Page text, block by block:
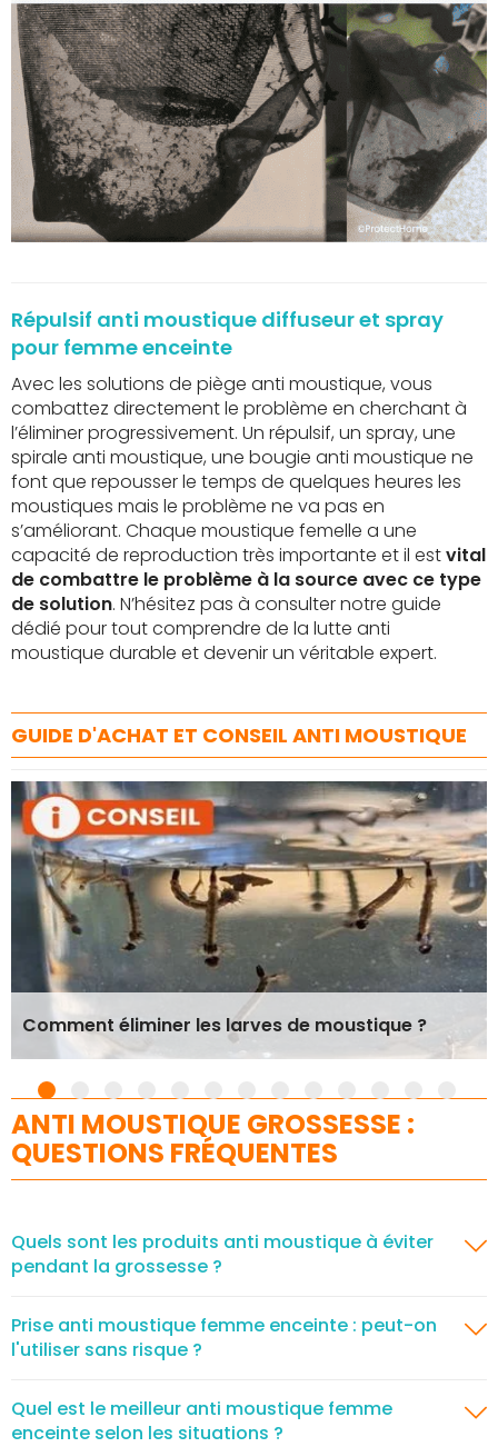
Répulsif anti moustique diffuseur et spray
pour femme enceinte
Avec les solutions de piège anti moustique, vous
combattez directement le problème en cherchant à
l’éliminer progressivement. Un répulsif, un spray, une
spirale anti moustique, une bougie anti moustique ne
font que repousser le temps de quelques heures les
moustiques mais le problème ne va pas en
s’améliorant. Chaque moustique femelle a une
capacité de reproduction très importante et il estvital
de combattre le problème à la source avec ce type
de solution. N’hésitez pas à consulter notre guide
dédié pour tout comprendre de la lutte anti
moustique durable et devenir un véritable expert.
GUIDE D'ACHAT ET CONSEIL ANTI MOUSTIQUE
Comment éliminer les larves de moustique ?
ANTI MOUSTIQUE GROSSESSE :
QUESTIONS FRÉQUENTES
Quels sont les produits anti moustique à éviter
pendant la grossesse ?
Prise anti moustique femme enceinte : peut-on
l'utiliser sans risque ?
Quel est le meilleur anti moustique femme
enceinte selon les situations ?